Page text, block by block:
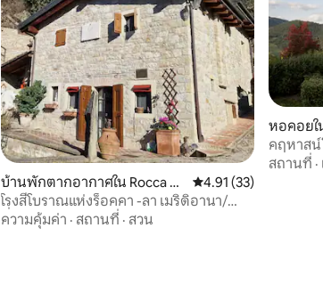
บ้านพักตากอากาศใน Rocca Pit
igliana
คะแนนเฉลี่ย 4.91 จาก
4.91 (33)
โรงสีโบราณแห่งร็อคคา -ลา เมริดิอานา/
ที่พัก 1
ความคุ้มค่า · สถานที่ · สวน
หอคอยใ
คฤหาส
สถานที่ ·